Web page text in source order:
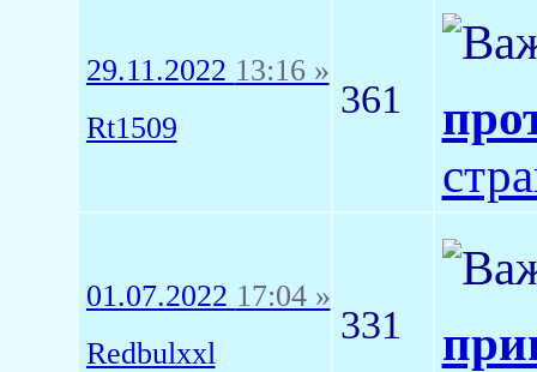
29.11.2022 13:16 »
Rt1509
361
01.07.2022 17:04 »
Redbulxxl
331